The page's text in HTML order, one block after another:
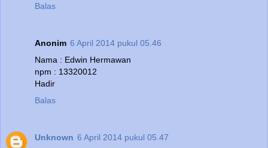
Balas
Anonim 6 April 2014 pukul 05.46
Nama : Edwin Hermawan
npm : 13320012
Hadir
Balas
Unknown 6 April 2014 pukul 05.47